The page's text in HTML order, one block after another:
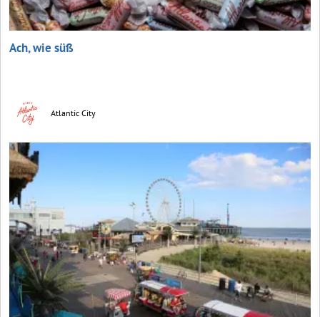
Ach, wie süß
Atlantic City